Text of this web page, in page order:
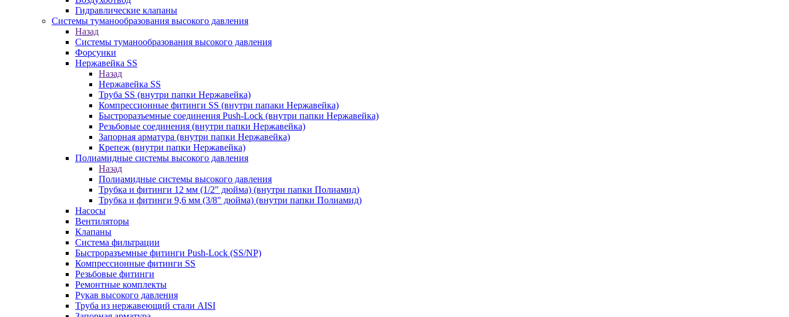
Гидравлические клапаны
Системы туманообразования высокого давления
Назад
Системы туманообразования высокого давления
Форсунки
Нержавейка SS
Назад
Нержавейка SS
Труба SS (внутри папки Нержавейка)
Компрессионные фитинги SS (внутри папаки Нержавейка)
Быстроразъемные соединения Push-Lock (внутри папки Нержавейка)
Резьбовые соединения (внутри папки Нержавейка)
Запорная арматура (внутри папки Нержавейка)
Крепеж (внутри папки Нержавейка)
Полиамидные системы высокого давления
Назад
Полиамидные системы высокого давления
Трубка и фитинги 12 мм (1/2" дюйма) (внутри папки Полиамид)
Трубка и фитинги 9,6 мм (3/8" дюйма) (внутри папки Полиамид)
Насосы
Вентиляторы
Клапаны
Система фильтрации
Быстроразъемные фитинги Push-Lock (SS/NP)
Компрессионные фитинги SS
Резьбовые фитинги
Ремонтные комплекты
Рукав высокого давления
Труба из нержавеющий стали AISI